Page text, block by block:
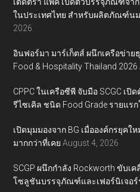
เต็ดตรา แพ้ค เปิดตัวบรรจุภัณฑ์จา
ในประเทศไทย สำหรับผลิตภัณฑ์น
2026
อินฟอร์มา มาร์เก็ตส์ ผนึกเครือข่าย
Food & Hospitality Thailand 2026
CPPC ในเครือซีพี จับมือ SCGC เ
รีไซเคิล ชนิด Food Grade รายแร
เปิดมุมมองจาก BG เมื่อองค์กรยุคใ
มากกว่าที่เคย August 4, 2026
SCGP ผนึกกำลัง Rockworth ขับ
โซลูชันบรรจุภัณฑ์และเฟอร์นิเจอร์